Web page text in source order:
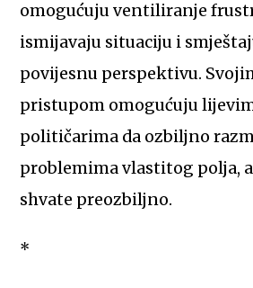
omogućuju ventiliranje
ismijavaju situaciju i
povijesnu perspektivu.
pristupom omogućuju
političarima da ozbiljno
problemima vlastitog polja,
shvate preozbiljno.
*